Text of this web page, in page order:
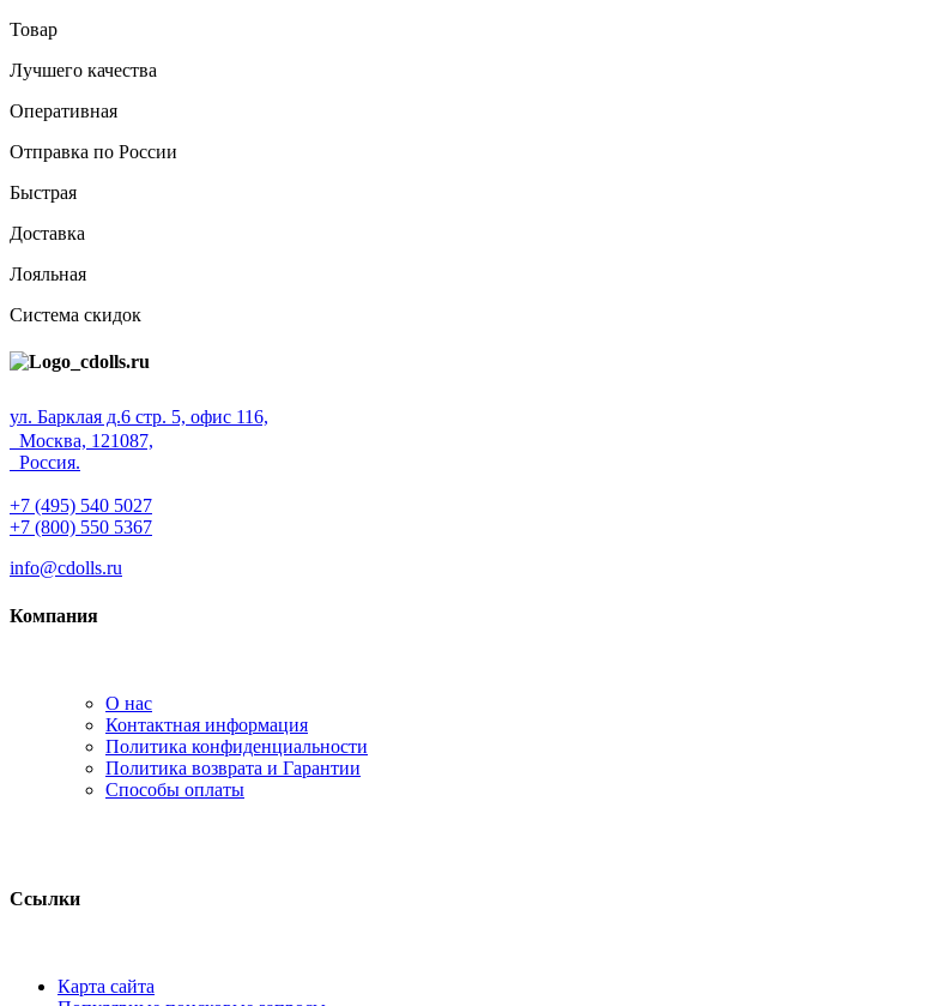
Товар
Лучшего качества
Оперативная
Отправка по России
Быстрая
Доставка
Лояльная
Система скидок
ул. Барклая д.6 стр. 5, офис 116,
Москва, 121087,
Россия.
+7 (495) 540 5027
+7 (800) 550 5367
info@cdolls.ru
Компания
О нас
Контактная информация
Политика конфиденциальности
Политика возврата и Гарантии
Способы оплаты
Ссылки
Карта сайта